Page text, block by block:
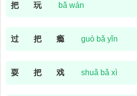
把 玩 bǎ wán
过 把 瘾 guò bǎ yǐn
耍 把 戏 shuǎ bǎ xì